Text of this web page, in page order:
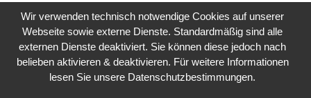
Die Geschichte der Kubushäuser
9. Juli 2018
Wir verwenden technisch notwendige Cookies auf unserer
Webseite sowie externe Dienste. Standardmäßig sind alle
externen Dienste deaktiviert. Sie können diese jedoch nach
belieben aktivieren & deaktivieren. Für weitere Informationen
lesen Sie unsere Datenschutzbestimmungen.